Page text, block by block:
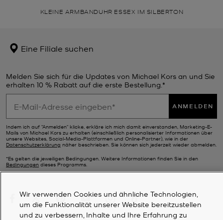
KLEINE ARMBANDUHR ESSEX IM SILBERTON
Eine Filiale suchen
Melden Sie sich für die Updates von Michael Kors an und Sie
erhalten 10 % Rabatt auf die erste Bestellung.*
ANMELDEN
Indem ich auf "Anmelden" klicke, erkläre ich mich damit einverstanden, Marketing-E-
Mails von Michael Kors zu erhalten (einschließlich personalisierter Informationen über
unsere Websites, Social-Media-Plattformen und Online-Partner), wie in der
Datenschutzerklärung näher beschrieben. Sie können sich jederzeit wieder abmelden.
*Es gelten die jeweiligen Bedingungen. Weitere Informationen finden Sie in den
Bedingungen dieses Programms.
Wir verwenden Cookies und ähnliche Technologien,
um die Funktionalität unserer Website bereitzustellen
und zu verbessern, Inhalte und Ihre Erfahrung zu